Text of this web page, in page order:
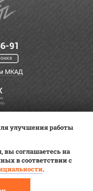
91
МКАД
ВК Видео
, ИНН 9723035587)
улучшения работы
вы соглашаетесь на
в соответствии с
.